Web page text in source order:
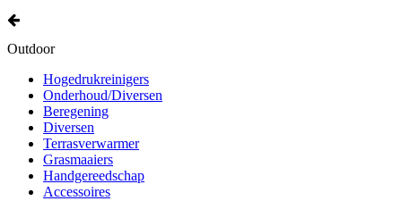
Outdoor
Hogedrukreinigers
Onderhoud/Diversen
Beregening
Diversen
Terrasverwarmer
Grasmaaiers
Handgereedschap
Accessoires